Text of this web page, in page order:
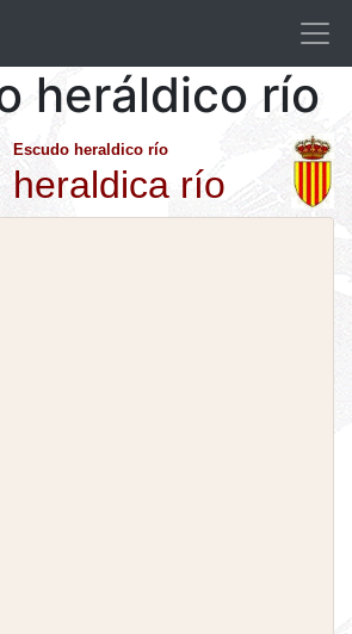
heráldico río
Escudo heraldico río
heraldica río